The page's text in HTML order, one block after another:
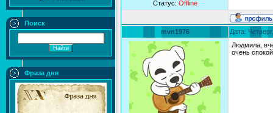
Поиск
Фраза дня
Статус: Offline
mvn1976 Дата:
Людмила,
очень